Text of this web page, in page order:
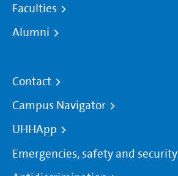
Faculties
Alumni
Contact
Campus Navigator
UHHApp
Emergencies, safety and security